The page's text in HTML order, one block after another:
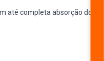
até completa absorção do